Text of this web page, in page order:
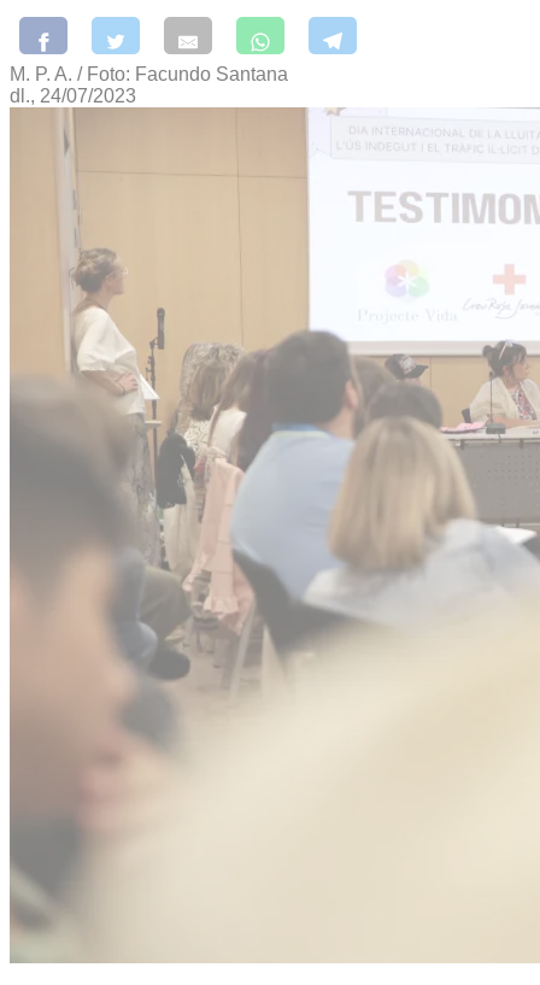
M. P. A. / Foto: Facundo Santana
dl., 24/07/2023